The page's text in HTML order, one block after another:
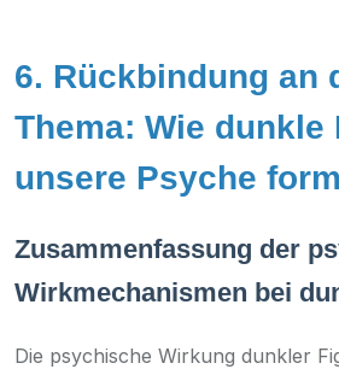
6. Rückbindung an
Thema: Wie dunkle
unsere Psyche
Zusammenfassung der
Wirkmechanismen bei
Die psychische Wirkung dunkler